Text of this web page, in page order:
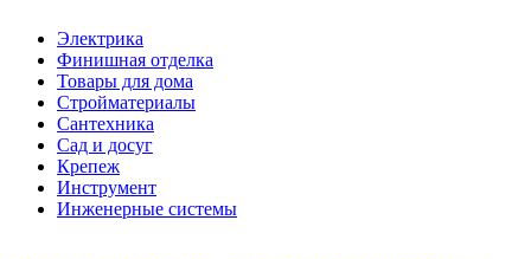
Электрика
Финишная отделка
Товары для дома
Стройматериалы
Сантехника
Сад и досуг
Крепеж
Инструмент
Инженерные системы